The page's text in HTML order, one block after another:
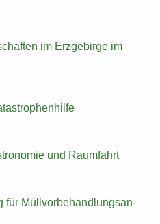
im Erz­ge­bir­ge im
und Raum­fahrt
für Müll­vor­be­hand­lungs­an­